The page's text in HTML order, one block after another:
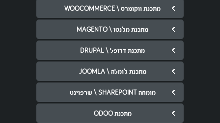
מתכנת ווקומרס \ WOOCOMMERCE
מתכנת מג’נטו \ MAGENTO
מתכנת דרופל \ DRUPAL
מתכנת ג’ומלה \ JOOMLA
מומחה SHAREPOINT \ שרפוינט
מתכנת ODOO